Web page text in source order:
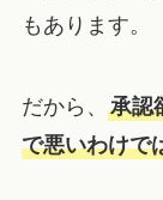
もあります。
だから、 承認
で悪いわけで